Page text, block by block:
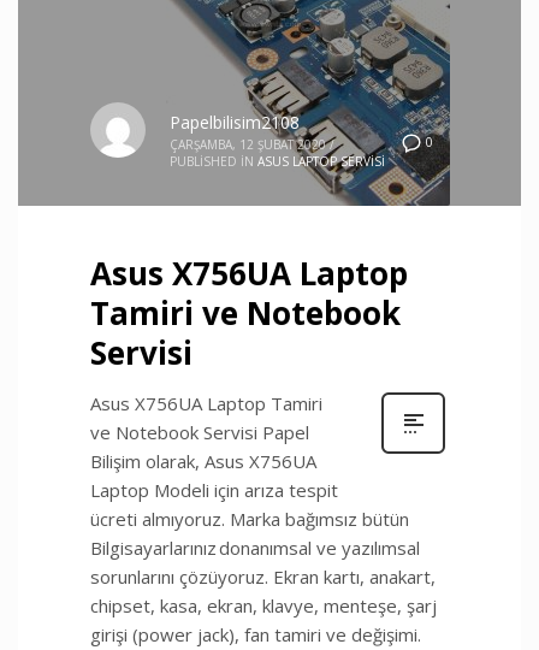
0
Papelbilisim2108
ÇARŞAMBA, 12 ŞUBAT 2020 /
PUBLISHED IN ASUS LAPTOP SERVISI
Asus X756UA Laptop
Tamiri ve Notebook
Servisi
Asus X756UA Laptop Tamiri
ve Notebook Servisi Papel
Bilişim olarak, Asus X756UA
Laptop Modeli için arıza tespit
ücreti almıyoruz. Marka bağımsız bütün
Bilgisayarlarınız donanımsal ve yazılımsal
sorunlarını çözüyoruz. Ekran kartı, anakart,
chipset, kasa, ekran, klavye, menteşe, şarj
girişi (power jack), fan tamiri ve değişimi.